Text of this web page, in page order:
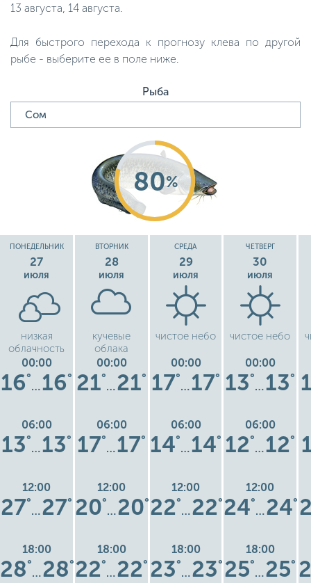
13 августа, 14 августа.
Для быстрого перехода к прогнозу клева по другой
рыбе - выберите ее в поле ниже.
Рыба
80%
ПОНЕДЕЛЬНИК
27
июля
низкая
облачность
00:00
16°
…16°
06:00
13°
…13°
12:00
27°
…27°
18:00
28°
…28°
ВТОРНИК
28
июля
кучевые
облака
00:00
21°
…21°
06:00
17°
…17°
12:00
20°
…20°
18:00
22°
…22°
СРЕДА
29
июля
чистое небо
00:00
17°
…17°
06:00
14°
…14°
12:00
22°
…22°
18:00
23°
…23°
ЧЕТВЕРГ
30
июля
чистое небо
00:00
13°
…13°
06:00
12°
…12°
12:00
24°
…24°
18:00
25°
…25°